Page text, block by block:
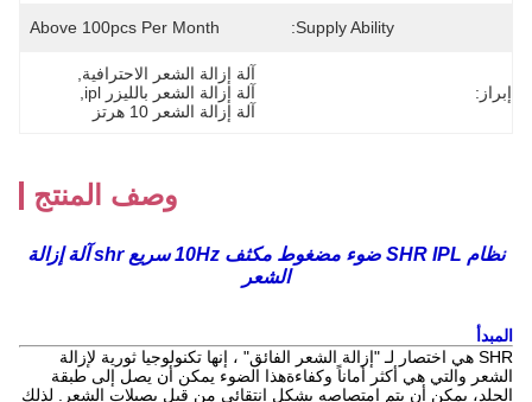
Supply Ability:
Above 100pcs Per Month
إبراز:
آلة إزالة الشعر الاحترافية
آلة إزالة الشعر بالليزر ipl
آلة إزالة الشعر 10 هرتز
وصف المنتج
نظام SHR IPL ضوء مضغوط مكثف 10Hz سريع shr آلة إزالة
الشعر
المبدأ
SHR هي اختصار لـ "إزالة الشعر الفائق" ، إنها تكنولوجيا ثورية لإزالة
الشعر والتي هي أكثر أماناً وكفاءةهذا الضوء يمكن أن يصل إلى طبقة
الجلد، يمكن أن يتم امتصاصه بشكل انتقائي من قبل بصيلات الشعر. لذلك